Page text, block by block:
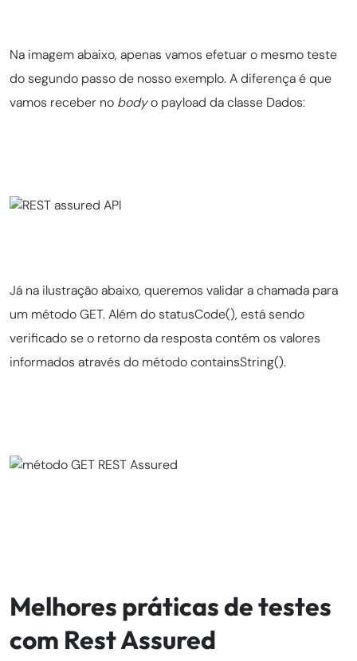
Na imagem abaixo, apenas vamos efetuar o mesmo teste
do segundo passo de nosso exemplo. A diferença é que
vamos receber no bodyo payload da classe Dados:
Já na ilustração abaixo, queremos validar a chamada para
um método GET. Além do statusCode(), está sendo
verificado se o retorno da resposta contém os valores
informados através do método containsString().
Melhores práticas de testes
com Rest Assured